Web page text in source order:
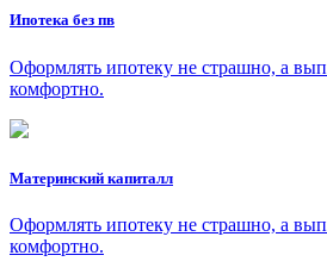
Ипотека без пв
Оформлять ипотеку не страшно, а
комфортно.
Материнский капиталл
Оформлять ипотеку не страшно, а
комфортно.